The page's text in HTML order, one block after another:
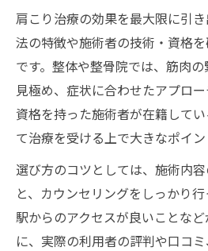
肩こり治療の効果を最大限に引
法の特徴や施術者の技術・資格
です。整体や整骨院では、筋肉
見極め、症状に合わせたアプロー
資格を持った施術者が在籍して
て治療を受ける上で大きなポイン
選び方のコツとしては、施術内
と、カウンセリングをしっかり
駅からのアクセスが良いことな
に、実際の利用者の評判や口コ